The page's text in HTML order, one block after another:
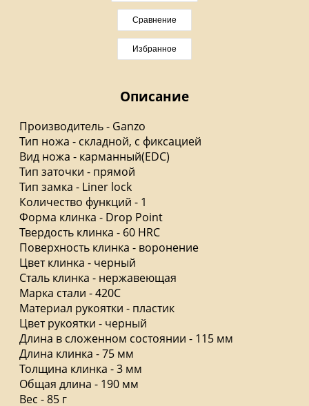
Сравнение
Избранное
Описание
Производитель - Ganzo
Тип ножа - складной, с фиксацией
Вид ножа - карманный(EDC)
Тип заточки - прямой
Тип замка - Liner lock
Количество функций - 1
Форма клинка - Drop Point
Твердость клинка - 60 HRC
Поверхность клинка - воронение
Цвет клинка - черный
Сталь клинка - нержавеющая
Марка стали - 420C
Материал рукоятки - пластик
Цвет рукоятки - черный
Длина в сложенном состоянии - 115 мм
Длина клинка - 75 мм
Толщина клинка - 3 мм
Общая длина - 190 мм
Вес - 85 г